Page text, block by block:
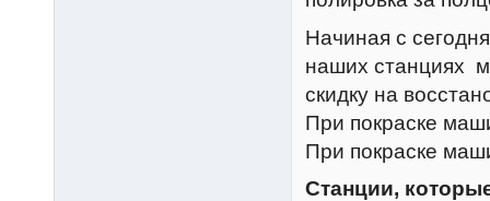
Начиная с
наших станциях
скидку на
При покраске
При покраске
Станции,